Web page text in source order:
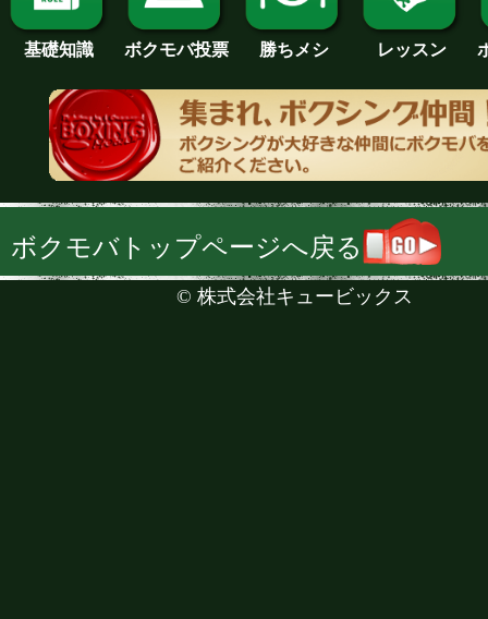
基礎知識 ボクモバ投票 勝ちメシ レッスン
ボクモバトップページへ戻る
© 株式会社キュービックス